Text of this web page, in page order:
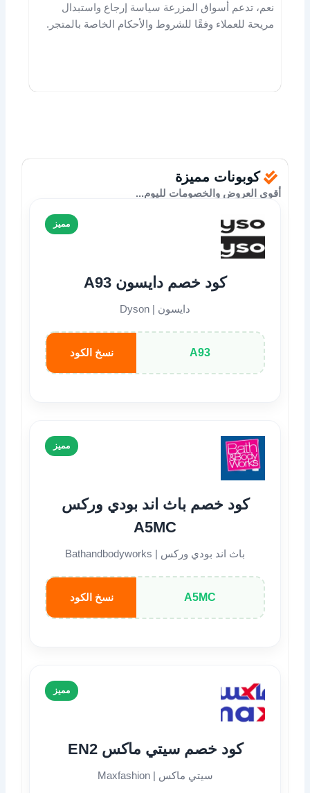
نعم، تدعم أسواق المزرعة سياسة إرجاع واستبدال
مريحة للعملاء وفقًا للشروط والأحكام الخاصة بالمتجر.
كوبونات مميزة
أقوى العروض والخصومات لليوم...
مميز
كود خصم دايسون A93
دايسون | Dyson
A93 نسخ الكود
مميز
كود خصم باث اند بودي وركس
A5MC
باث اند بودي وركس | Bathandbodyworks
A5MC نسخ الكود
مميز
كود خصم سيتي ماكس EN2
سيتي ماكس | Maxfashion